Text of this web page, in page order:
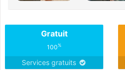
Gratuit
100%
Services gratuits